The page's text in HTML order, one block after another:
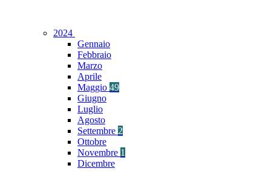
2024
Gennaio
Febbraio
Marzo
Aprile
Maggio 49
Giugno
Luglio
Agosto
Settembre 2
Ottobre
Novembre 1
Dicembre